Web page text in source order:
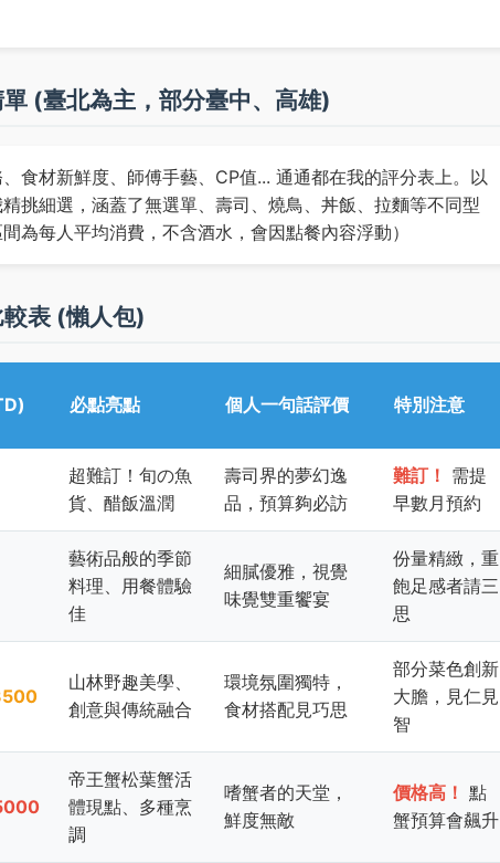
(臺北為主，部分臺中、高雄)
食材新鮮度、師傅手藝、CP值... 通通都在我的評分表上。以
挑細選，涵蓋了無選單、壽司、燒鳥、丼飯、拉麵等不同型
為每人平均消費，不含酒水，會因點餐內容浮動）
表 (懶人包)
必點亮點 個人一句話評價 特別注意
超難訂！旬の魚
貨、醋飯溫潤
壽司界的夢幻逸
品，預算夠必訪
難訂！ 需提
早數月預約
藝術品般的季節
料理、用餐體驗
佳
細膩優雅，視覺
味覺雙重饗宴
份量精緻，重
飽足感者請三
思
山林野趣美學、
創意與傳統融合
環境氛圍獨特，
食材搭配見巧思
部分菜色創新
大膽，見仁見
智
帝王蟹松葉蟹活
體現點、多種烹
調
嗜蟹者的天堂，
鮮度無敵
價格高！ 點
蟹預算會飆升